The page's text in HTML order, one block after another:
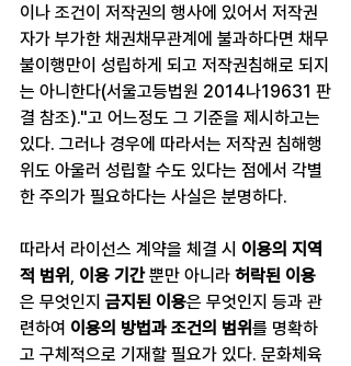
이나 조건이 저작권의 행사에 있어서 저작권
자가 부가한 채권채무관계에 불과하다면 채무
불이행만이 성립하게 되고 저작권침해로 되지
는 아니한다(서울고등법원 2014나19631 판
결 참조)."고 어느정도 그 기준을 제시하고는
있다. 그러나 경우에 따라서는 저작권 침해행
위도 아울러 성립할 수도 있다는 점에서 각별
한 주의가 필요하다는 사실은 분명하다.
따라서 라이선스 계약을 체결 시 이용의 지역
적 범위 , 이용 기간 뿐만 아니라 허락된 이용
은 무엇인지 금지된 이용은 무엇인지 등과 관
련하여 이용의 방법과 조건의 범위를 명확하
고 구체적으로 기재할 필요가 있다. 문화체육